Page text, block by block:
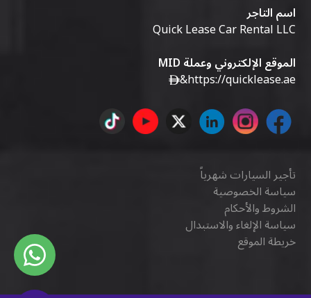
اسم التاجر
Quick Lease Car Rental LLC
الموقع الإلكتروني وعملة MID
https://quicklease.ae
&
تأجير السيارات شهرياً
سياسة الخصوصية
الشروط والأحكام
سياسة الإلغاء والاستبدال
خريطة الموقع